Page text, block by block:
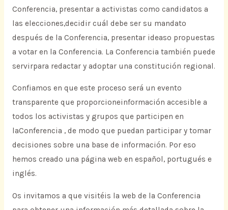
Conferencia, presentar a activistas como candidatos a
las elecciones,decidir cuál debe ser su mandato
después de la Conferencia, presentar ideaso propuestas
a votar en la Conferencia. La Conferencia también puede
servirpara redactar y adoptar una constitución regional.
Confiamos en que este proceso será un evento
transparente que proporcioneinformación accesible a
todos los activistas y grupos que participen en
laConferencia , de modo que puedan participar y tomar
decisiones sobre una base de información. Por eso
hemos creado una página web en español, portugués e
inglés.
Os invitamos a que visitéis la web de la Conferencia